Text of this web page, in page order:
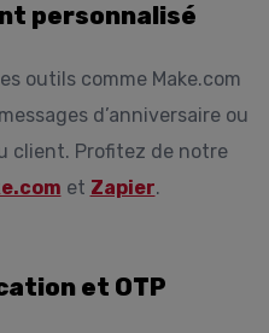
personnalisé
outils comme Make.com
d’anniversaire ou
client. Profitez de notre
et Zapier.
et OTP